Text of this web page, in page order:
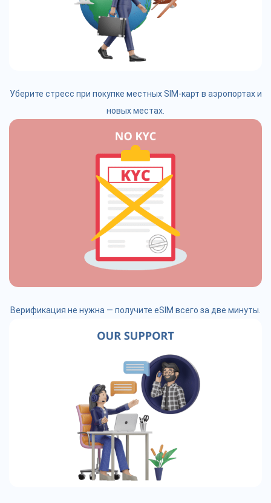
Уберите стресс при покупке местных SIM-карт в аэропортах и
новых местах.
Верификация не нужна — получите eSIM всего за две минуты.